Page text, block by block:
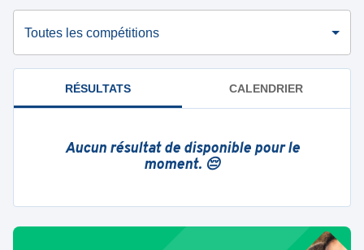
Toutes les compétitions
RÉSULTATS CALENDRIER
Aucun résultat de disponible pour le
moment. 😔